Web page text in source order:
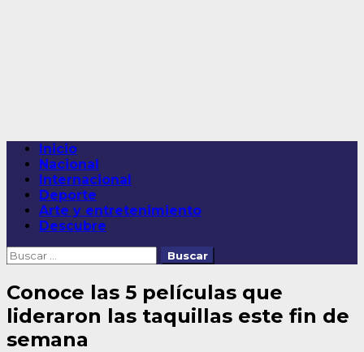
Menú
principal
Inicio
Nacional
Internacional
Deporte
Arte y entretenimiento
Descubre
Buscar:
Conoce las 5 películas que
lideraron las taquillas este fin de
semana